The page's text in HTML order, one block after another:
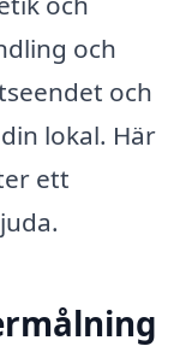
och
och
lokal. Här
ett